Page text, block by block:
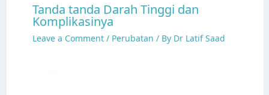
Tanda tanda Darah Tinggi dan
Komplikasinya
Leave a Comment / Perubatan / By Dr Latif Saad